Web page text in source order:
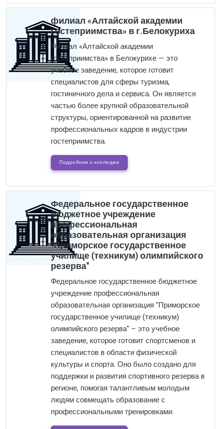
филиал «Алтайской академии
гостеприимства» в г.Белокуриха
Филиал «Алтайской академии
гостеприимства» в Белокурихе — это
учебное заведение, которое готовит
специалистов для сферы туризма,
гостиничного дела и сервиса. Он является
частью более крупной образовательной
структуры, ориентированной на развитие
профессиональных кадров в индустрии
гостеприимства.
Подробнее о колледже
Федеральное государственное
бюджетное учреждение
профессиональная
образовательная организация
"Приморское государственное
училище (техникум) олимпийского
резерва"
Федеральное государственное бюджетное
учреждение профессиональная
образовательная организация "Приморское
государственное училище (техникум)
олимпийского резерва" – это учебное
заведение, которое готовит спортсменов и
специалистов в области физической
культуры и спорта. Оно было создано для
поддержки и развития спортивного резерва в
регионе, помогая талантливым молодым
людям совмещать образование с
профессиональными тренировками.